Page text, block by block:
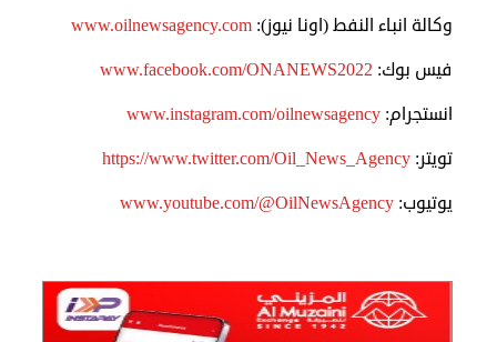
وكالة انباء النفط (اونا نيوز): www.oilnewsagency.com
فيس بوك: www.facebook.com/ONANEWS2022
انستجرام: www.instagram.com/oilnewsagency
تويتر: https://www.twitter.com/Oil_News_Agency
يوتيوب: www.youtube.com/@OilNewsAgency